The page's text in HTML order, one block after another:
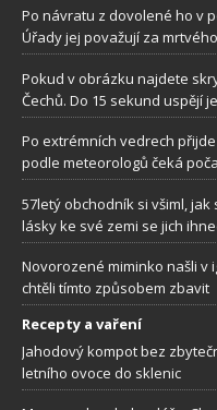
Po návratu z dovolené ho v
Úřady jej považují za mrtvého
Pokud v obrázku najdete
Čechů. Do 15 sekund uspějí
Po extrémních vedrech
podle meteorologů čeká
57letý obchodník si všiml,
lásky ke své zemi se jich
Novorozené miminko našli v
chtěli tímto způsobem zbavit
Recepty a vaření
Jahodový kompot bez
letního ovoce do sklenic